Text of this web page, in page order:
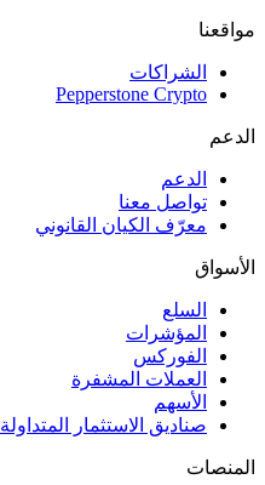
مواقعنا
الشراكات
Pepperstone Crypto
الدعم
الدعم
تواصل معنا
معرّف الكيان القانوني
الأسواق
السلع
المؤشرات
الفوركس
العملات المشفرة
الأسهم
صناديق الاستثمار المتداولة
المنصات